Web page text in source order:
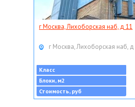
г Москва, Лихоборская наб, д 11
г Москва, Лихоборская наб,
Класс
Блоки, м2
Стоимость, руб